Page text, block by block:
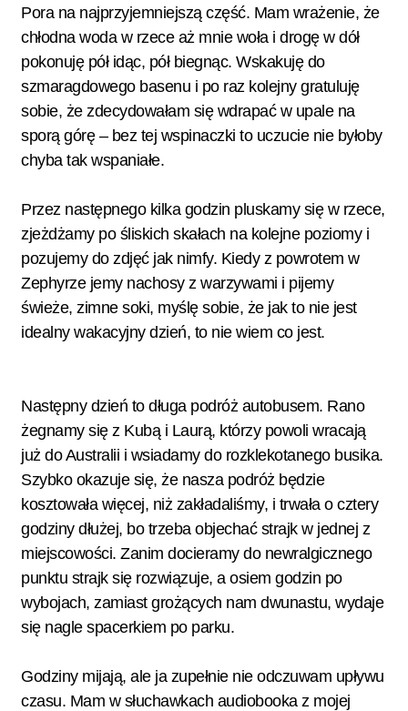
Pora na najprzyjemniejszą część. Mam wrażenie, że
chłodna woda w rzece aż mnie woła i drogę w dół
pokonuję pół idąc, pół biegnąc. Wskakuję do
szmaragdowego basenu i po raz kolejny gratuluję
sobie, że zdecydowałam się wdrapać w upale na
sporą górę – bez tej wspinaczki to uczucie nie byłoby
chyba tak wspaniałe.
Przez następnego kilka godzin pluskamy się w rzece,
zjeżdżamy po śliskich skałach na kolejne poziomy i
pozujemy do zdjęć jak nimfy. Kiedy z powrotem w
Zephyrze jemy nachosy z warzywami i pijemy
świeże, zimne soki, myślę sobie, że jak to nie jest
idealny wakacyjny dzień, to nie wiem co jest.
Następny dzień to długa podróż autobusem. Rano
żegnamy się z Kubą i Laurą, którzy powoli wracają
już do Australii i wsiadamy do rozklekotanego busika.
Szybko okazuje się, że nasza podróż będzie
kosztowała więcej, niż zakładaliśmy, i trwała o cztery
godziny dłużej, bo trzeba objechać strajk w jednej z
miejscowości. Zanim docieramy do newralgicznego
punktu strajk się rozwiązuje, a osiem godzin po
wybojach, zamiast grożących nam dwunastu, wydaje
się nagle spacerkiem po parku.
Godziny mijają, ale ja zupełnie nie odczuwam upływu
czasu. Mam w słuchawkach audiobooka z mojej